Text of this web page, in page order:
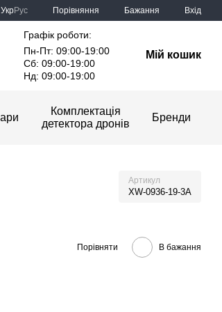
УкрРус Порівняння Бажання Вхід
Графік роботи:
Пн-Пт: 09:00-19:00
Сб: 09:00-19:00
Нд: 09:00-19:00
Мій кошик
Комплектація
детектора дронів
Бренди
Артикул
XW-0936-19-3A
Порівняти В бажання